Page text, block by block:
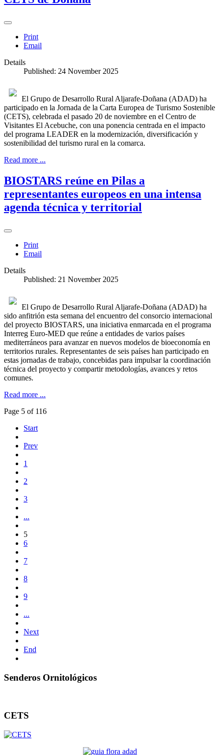
Print
Email
Details
Published: 24 November 2025
El Grupo de Desarrollo Rural Aljarafe-Doñana (ADAD) ha
participado en la Jornada de la Carta Europea de Turismo Sostenible
(CETS), celebrada el pasado 20 de noviembre en el Centro de
Visitantes El Acebuche, con una ponencia centrada en el impacto
del programa LEADER en la modernización, diversificación y
sostenibilidad del turismo rural en la comarca.
Read more ...
BIOSTARS reúne en Pilas a
representantes europeos en una intensa
agenda técnica y territorial
Print
Email
Details
Published: 21 November 2025
El Grupo de Desarrollo Rural Aljarafe-Doñana (ADAD) ha
sido anfitrión esta semana del encuentro del consorcio internacional
del proyecto BIOSTARS, una iniciativa enmarcada en el programa
Interreg Euro-MED que reúne a entidades de varios países
mediterráneos para avanzar en nuevos modelos de bioeconomía en
territorios rurales. Representantes de seis países han participado en
estas jornadas de trabajo, concebidas para impulsar la coordinación
técnica del proyecto y compartir metodologías, avances y retos
comunes.
Read more ...
Page 5 of 116
Start
Prev
1
2
3
...
5
6
7
8
9
...
Next
End
Senderos Ornitológicos
CETS